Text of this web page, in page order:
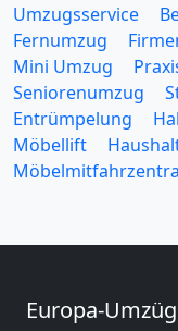
Umzugsservice
Fernumzug
Mini Umzug
Seniorenumzug
Entrümpelung
Möbellift
Europa-